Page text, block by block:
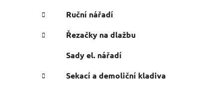
Ruční nářadí
Řezačky na dlažbu
Sady el. nářadí
Sekací a demoliční kladiva